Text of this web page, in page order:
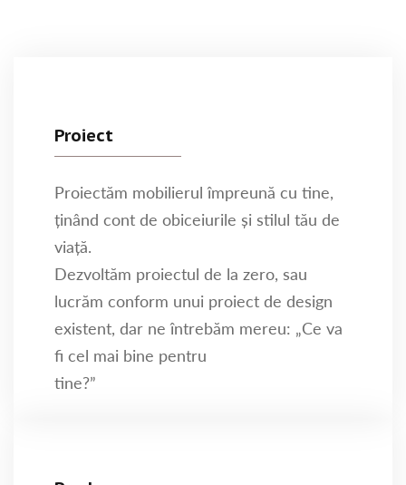
Proiect
Proiectăm mobilierul împreună cu tine,
ținând cont de obiceiurile și stilul tău de
viață.
Dezvoltăm proiectul de la zero, sau
lucrăm conform unui proiect de design
existent, dar ne întrebăm mereu: „Ce va
fi cel mai bine pentru
tine?”